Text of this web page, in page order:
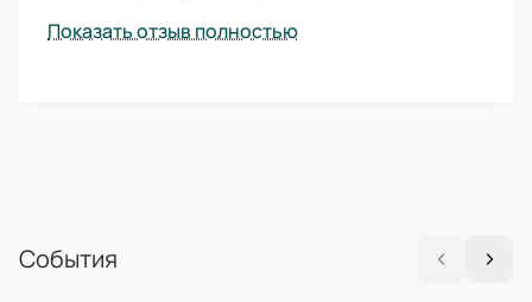
Показать отзыв полностью
События